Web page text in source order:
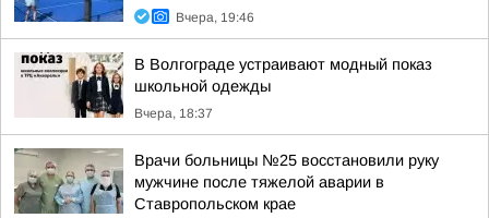
Вчера, 19:46
В Волгограде устраивают модный показ
школьной одежды
Вчера, 18:37
Врачи больницы №25 восстановили руку
мужчине после тяжелой аварии в
Ставропольском крае